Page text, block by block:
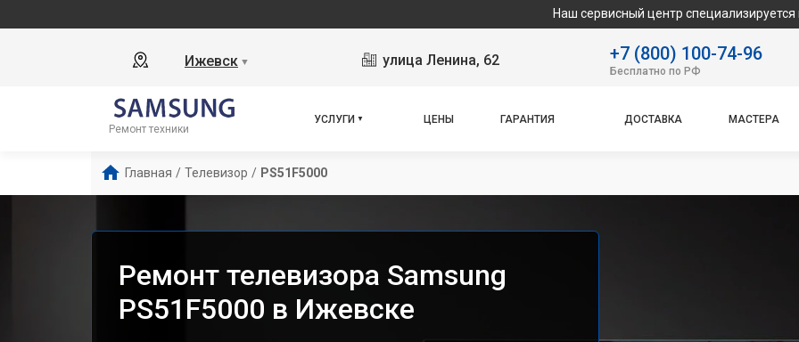
Наш сервисный центр специализируется на
Ижевск ▼ улица Ленина, 62 +7 (800) 100-74-96
Бесплатно по РФ
Ремонт техники
УСЛУГИ ЦЕНЫ ГАРАНТИЯ ДОСТАВКА МАСТЕРА
Главная / Телевизор / PS51F5000
Ремонт телевизора Samsung
PS51F5000 в Ижевске